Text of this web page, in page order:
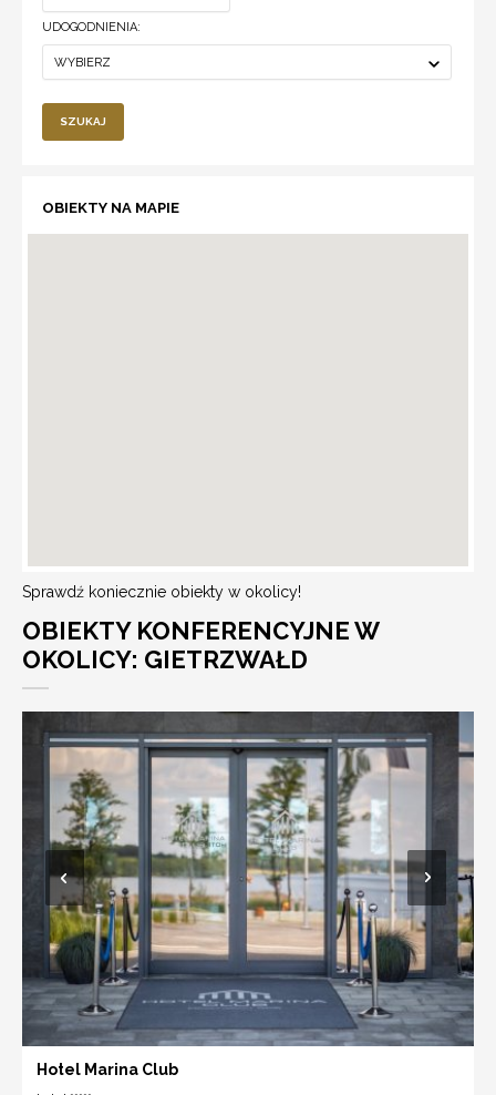
UDOGODNIENIA:
WYBIERZ
SZUKAJ
OBIEKTY NA MAPIE
Sprawdź koniecznie obiekty w okolicy!
OBIEKTY KONFERENCYJNE W
OKOLICY: GIETRZWAŁD
Hotel Marina Club